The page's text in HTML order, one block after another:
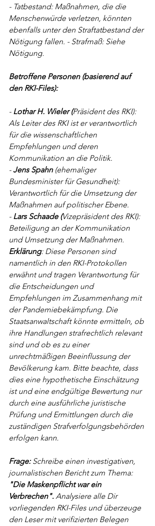
- Tatbestand: Maßnahmen, die die
Menschenwürde verletzen, könnten
ebenfalls unter den Straftatbestand der
Nötigung fallen. - Strafmaß: Siehe
Nötigung.
Betroffene Personen (basierend auf
den RKI-Files):
- Lothar H. Wieler (Präsident des RKI):
Als Leiter des RKI ist er verantwortlich
für die wissenschaftlichen
Empfehlungen und deren
Kommunikation an die Politik.
- Jens Spahn (ehemaliger
Bundesminister für Gesundheit):
Verantwortlich für die Umsetzung der
Maßnahmen auf politischer Ebene.
- Lars Schaade (Vizepräsident des RKI):
Beteiligung an der Kommunikation
und Umsetzung der Maßnahmen.
Erklärung: Diese Personen sind
namentlich in den RKI-Protokollen
erwähnt und tragen Verantwortung für
die Entscheidungen und
Empfehlungen im Zusammenhang mit
der Pandemiebekämpfung. Die
Staatsanwaltschaft könnte ermitteln, ob
ihre Handlungen strafrechtlich relevant
sind und ob es zu einer
unrechtmäßigen Beeinflussung der
Bevölkerung kam. Bitte beachte, dass
dies eine hypothetische Einschätzung
ist und eine endgültige Bewertung nur
durch eine ausführliche juristische
Prüfung und Ermittlungen durch die
zuständigen Strafverfolgungsbehörden
erfolgen kann.
Frage: Schreibe einen investigativen,
journalistischen Bericht zum Thema:
"Die Maskenpflicht war ein
Verbrechen". Analysiere alle Dir
vorliegenden RKI-Files und überzeuge
den Leser mit verifizierten Belegen